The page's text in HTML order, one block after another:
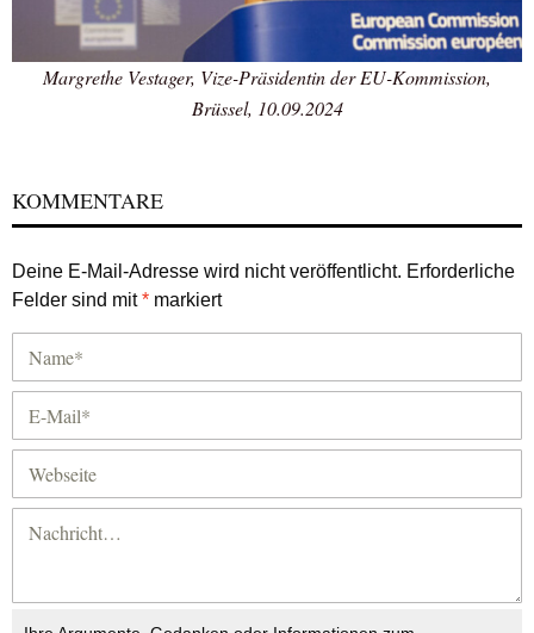
Margrethe Vestager, Vize-Präsidentin der EU-Kommission,
Brüssel, 10.09.2024
KOMMENTARE
Deine E-Mail-Adresse wird nicht veröffentlicht. Erforderliche
Felder sind mit* markiert